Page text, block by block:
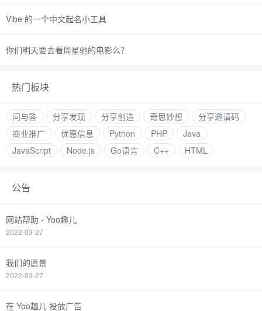
Vibe 的一个中文起名小工具
你们明天要去看周星驰的电影么？
热门板块
问与答 分享发现 分享创造 奇思妙想
分享邀请码
商业推广
优惠信息 Python PHP
Java
JavaScript
Node.js Go语言 C++ HTML
公告
网站帮助 - Yoo趣儿
2022-03-27
我们的愿景
2022-03-27
在 Yoo趣儿 投放广告